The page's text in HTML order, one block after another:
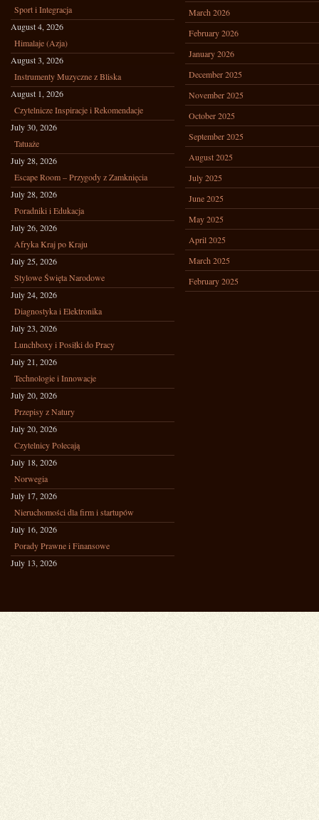
Sport i Integracja
August 4, 2026
Himalaje (Azja)
August 3, 2026
Instrumenty Muzyczne z Bliska
August 1, 2026
Czytelnicze Inspiracje i Rekomendacje
July 30, 2026
Tatuaże
July 28, 2026
Escape Room – Przygody z Zamknięcia
July 28, 2026
Poradniki i Edukacja
July 26, 2026
Afryka Kraj po Kraju
July 25, 2026
Stylowe Święta Narodowe
July 24, 2026
Diagnostyka i Elektronika
July 23, 2026
Lunchboxy i Posiłki do Pracy
July 21, 2026
Technologie i Innowacje
July 20, 2026
Przepisy z Natury
July 20, 2026
Czytelnicy Polecają
July 18, 2026
Norwegia
July 17, 2026
Nieruchomości dla firm i startupów
July 16, 2026
Porady Prawne i Finansowe
July 13, 2026
March 2026
February 2026
January 2026
December 2025
November 2025
October 2025
September 2025
August 2025
July 2025
June 2025
May 2025
April 2025
March 2025
February 2025